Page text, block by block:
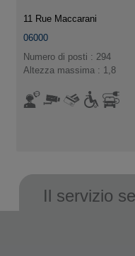
11 Rue Maccarani
06000
Numero di posti : 294
Altezza massima : 1,8
Il servizio